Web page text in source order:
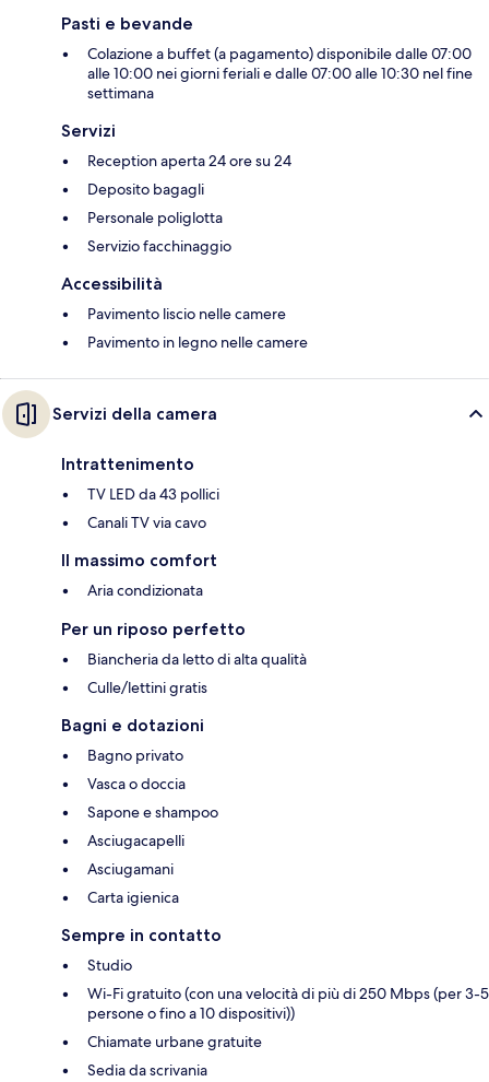
Pasti e bevande
Colazione a buffet (a pagamento) disponibile dalle 07:00
alle 10:00 nei giorni feriali e dalle 07:00 alle 10:30 nel fine
settimana
Servizi
Reception aperta 24 ore su 24
Deposito bagagli
Personale poliglotta
Servizio facchinaggio
Accessibilità
Pavimento liscio nelle camere
Pavimento in legno nelle camere
Servizi della camera
Intrattenimento
TV LED da 43 pollici
Canali TV via cavo
Il massimo comfort
Aria condizionata
Per un riposo perfetto
Biancheria da letto di alta qualità
Culle/lettini gratis
Bagni e dotazioni
Bagno privato
Vasca o doccia
Sapone e shampoo
Asciugacapelli
Asciugamani
Carta igienica
Sempre in contatto
Studio
Wi-Fi gratuito (con una velocità di più di 250 Mbps (per 3-5
persone o fino a 10 dispositivi))
Chiamate urbane gratuite
Sedia da scrivania